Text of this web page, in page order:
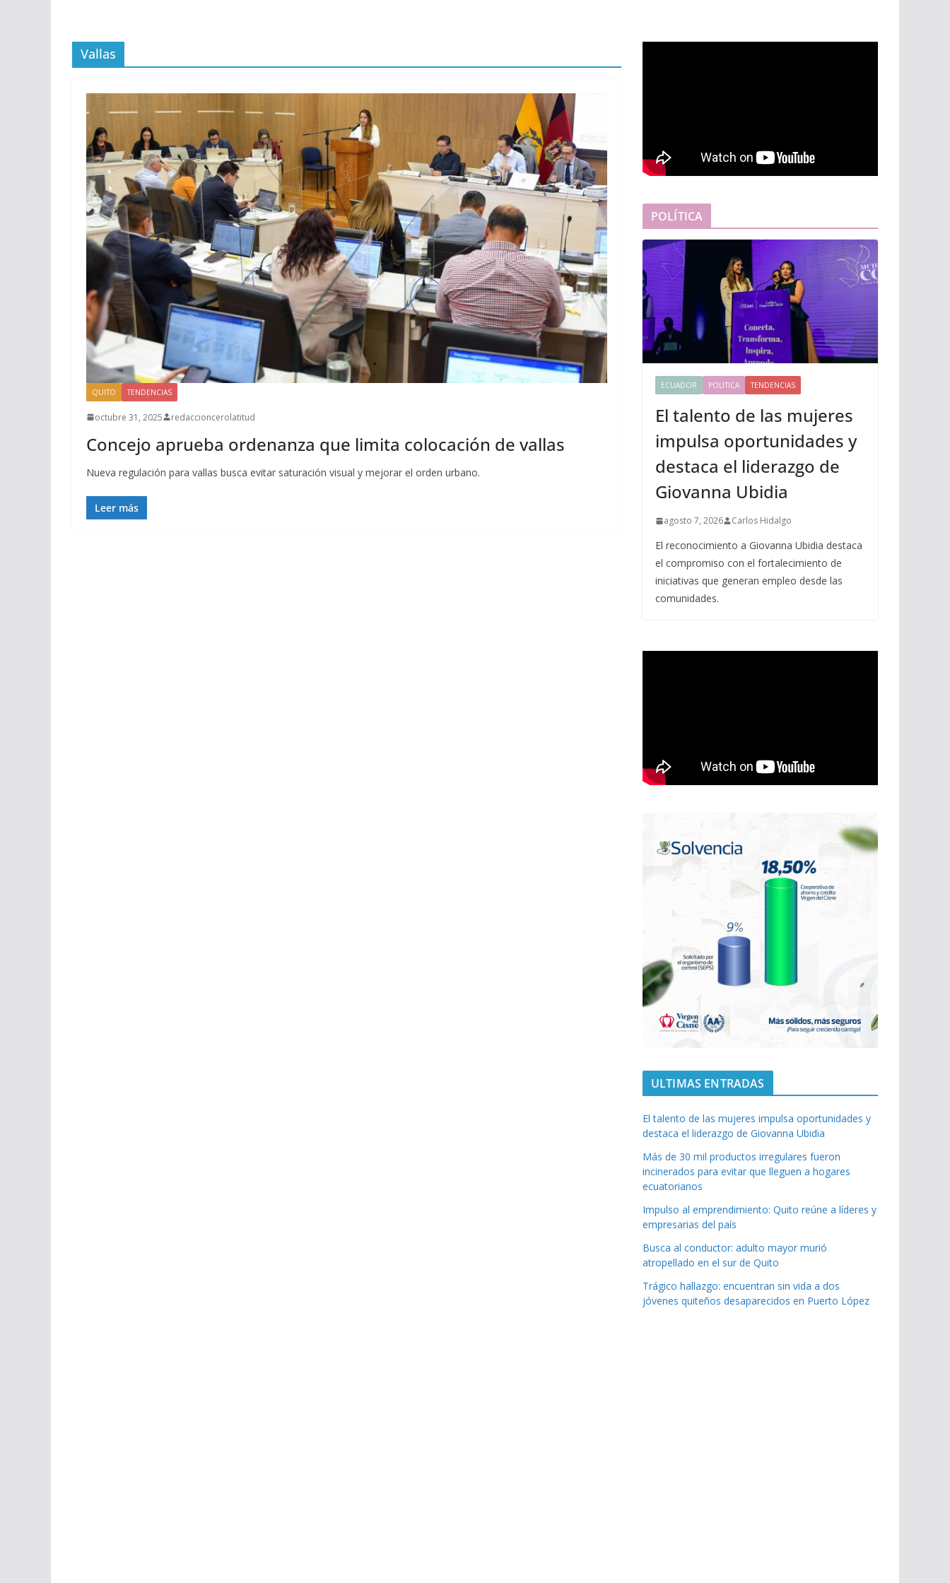
Vallas
QUITO TENDENCIAS
octubre 31, 2025 redaccioncerolatitud
Concejo aprueba ordenanza que limita colocación de vallas
Nueva regulación para vallas busca evitar saturación visual y mejorar el orden urbano.
Leer más
POLÍTICA
ECUADOR POLITICA TENDENCIAS
El talento de las mujeres
impulsa oportunidades y
destaca el liderazgo de
Giovanna Ubidia
agosto 7, 2026 Carlos Hidalgo
El reconocimiento a Giovanna Ubidia destaca
el compromiso con el fortalecimiento de
iniciativas que generan empleo desde las
comunidades.
ULTIMAS ENTRADAS
El talento de las mujeres impulsa oportunidades y
destaca el liderazgo de Giovanna Ubidia
Más de 30 mil productos irregulares fueron
incinerados para evitar que lleguen a hogares
ecuatorianos
Impulso al emprendimiento: Quito reúne a líderes y
empresarias del país
Busca al conductor: adulto mayor murió
atropellado en el sur de Quito
Trágico hallazgo: encuentran sin vida a dos
jóvenes quiteños desaparecidos en Puerto López